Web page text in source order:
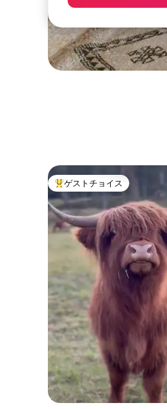
大好評のゲストチョイスです。
ゲストチョイス